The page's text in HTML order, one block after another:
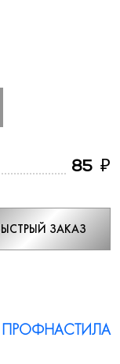
85 ₽
ЗАКАЗ
ПРОФНАСТИЛА